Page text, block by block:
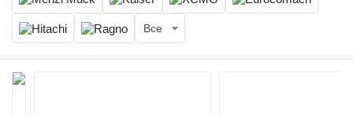
Все